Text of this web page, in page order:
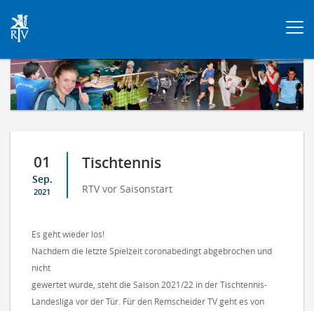
01
Sep.
2021
Tischtennis
RTV vor Saisonstart
Es geht wieder los!
Nachdem die letzte Spielzeit coronabedingt abgebrochen und
nicht
gewertet wurde, steht die Saison 2021/22 in der Tischtennis-
Landesliga vor der Tür. Für den Remscheider TV geht es von